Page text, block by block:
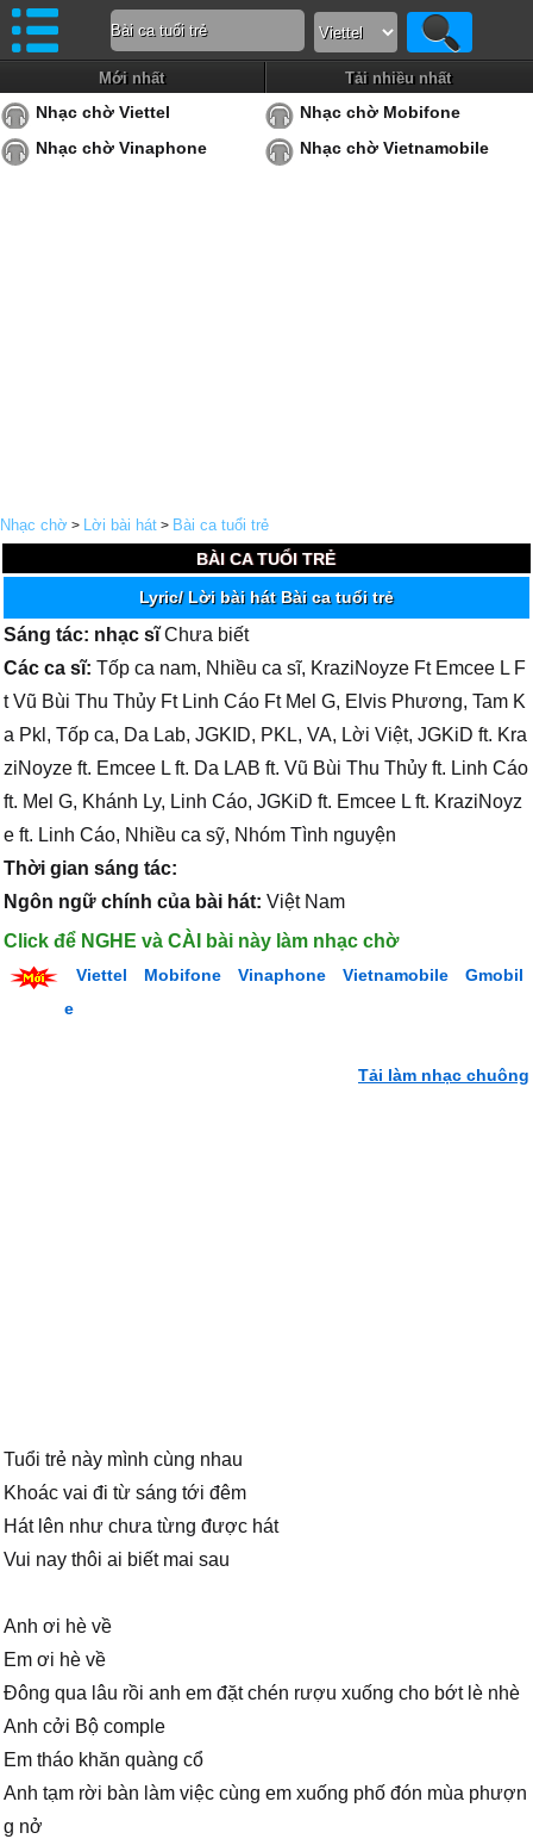
Mới nhất Tải nhiều nhất
Nhạc chờ Viettel
Nhạc chờ Mobifone
Nhạc chờ Vinaphone
Nhạc chờ Vietnamobile
Nhạc chờ > Lời bài hát > Bài ca tuổi trẻ
BÀI CA TUỔI TRẺ
Lyric/ Lời bài hát Bài ca tuổi trẻ
Sáng tác: nhạc sĩChưa biết
Các ca sĩ: Tốp ca nam, Nhiều ca sĩ, KraziNoyze Ft Emcee L F
t Vũ Bùi Thu Thủy Ft Linh Cáo Ft Mel G, Elvis Phương, Tam K
a Pkl, Tốp ca, Da Lab, JGKID, PKL, VA, Lời Việt, JGKiD ft. Kra
ziNoyze ft. Emcee L ft. Da LAB ft. Vũ Bùi Thu Thủy ft. Linh Cáo
ft. Mel G, Khánh Ly, Linh Cáo, JGKiD ft. Emcee L ft. KraziNoyz
e ft. Linh Cáo, Nhiều ca sỹ, Nhóm Tình nguyện
Thời gian sáng tác:
Ngôn ngữ chính của bài hát: Việt Nam
Click để NGHE và CÀI bài này làm nhạc chờ
Viettel Mobifone Vinaphone Vietnamobile
Gmobil
e
Tải làm nhạc chuông
Tuổi trẻ này mình cùng nhau
Khoác vai đi từ sáng tới đêm
Hát lên như chưa từng được hát
Vui nay thôi ai biết mai sau
Anh ơi hè về
Em ơi hè về
Đông qua lâu rồi anh em đặt chén rượu xuống cho bớt lè nhè
Anh cởi Bộ comple
Em tháo khăn quàng cổ
Anh tạm rời bàn làm việc cùng em xuống phố đón mùa phượn
g nở